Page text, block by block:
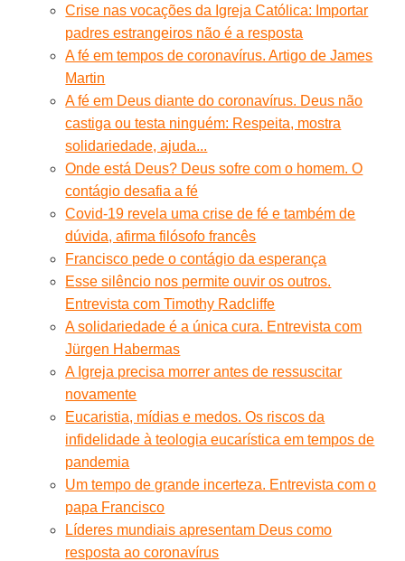
Crise nas vocações da Igreja Católica: Importar
padres estrangeiros não é a resposta
A fé em tempos de coronavírus. Artigo de James
Martin
A fé em Deus diante do coronavírus. Deus não
castiga ou testa ninguém: Respeita, mostra
solidariedade, ajuda...
Onde está Deus? Deus sofre com o homem. O
contágio desafia a fé
Covid-19 revela uma crise de fé e também de
dúvida, afirma filósofo francês
Francisco pede o contágio da esperança
Esse silêncio nos permite ouvir os outros.
Entrevista com Timothy Radcliffe
A solidariedade é a única cura. Entrevista com
Jürgen Habermas
A Igreja precisa morrer antes de ressuscitar
novamente
Eucaristia, mídias e medos. Os riscos da
infidelidade à teologia eucarística em tempos de
pandemia
Um tempo de grande incerteza. Entrevista com o
papa Francisco
Líderes mundiais apresentam Deus como
resposta ao coronavírus